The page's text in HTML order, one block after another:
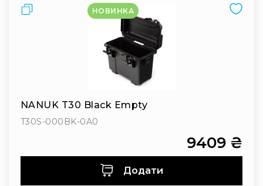
Порівняти НОВИНКА
NANUK T30 Black Empty
T30S-000BK-0A0
Додати
9409 ₴